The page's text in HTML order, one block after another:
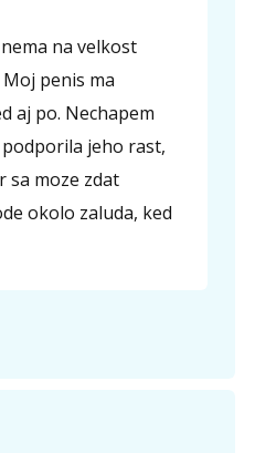
na velkost
penis ma
aj po. Nechapem
jeho rast,
sa moze zdat
okolo zaluda, ked